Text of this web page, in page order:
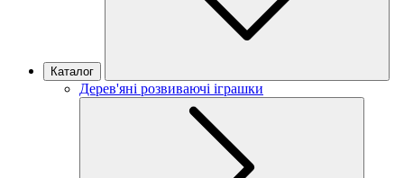
Каталог
Дерев'яні розвиваючі іграшки